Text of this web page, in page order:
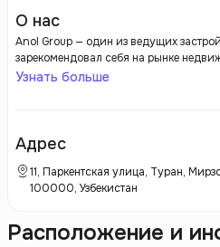
О нас
Anol Group — один из ведущих
зарекомендовал себя на рынке
качеству строительства и
предлагает разнообразные жилищные
домов до элитных жилых комплексов,
запросы различных слоев населения.
Узнать больше
Адрес
11, Паркентская улица, Туран,
100000, Узбекистан
Расположение и